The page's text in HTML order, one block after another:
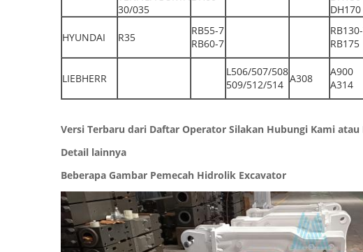
30/035
DH170
HYUNDAI R35
RB55-7
RB60-7
RB175
LIEBHERR
L506/507/508
509/512/514 A308
A900
A314
Versi Terbaru dari Daftar Operator Silakan Hubungi Kami
Detail lainnya
Beberapa Gambar Pemecah Hidrolik Excavator